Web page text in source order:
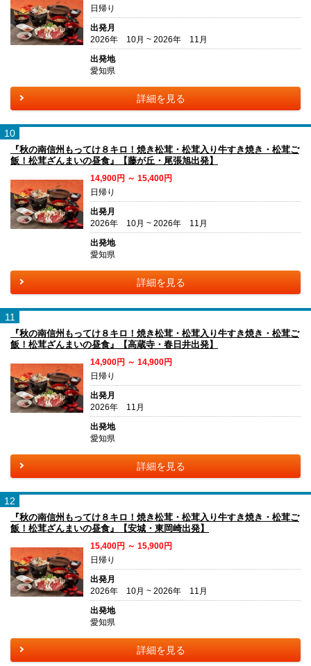
日帰り
出発月
2026年 10月 ~ 2026年 11月
出発地
愛知県
詳細を見る
10
『秋の南信州もってけ８キロ！焼き松茸・松茸入り牛すき焼き・松茸ご
飯！松茸ざんまいの昼食』【藤が丘・尾張旭出発】
14,900円 ～ 15,400円
日帰り
出発月
2026年 10月 ~ 2026年 11月
出発地
愛知県
詳細を見る
11
『秋の南信州もってけ８キロ！焼き松茸・松茸入り牛すき焼き・松茸ご
飯！松茸ざんまいの昼食』【高蔵寺・春日井出発】
14,900円 ～ 14,900円
日帰り
出発月
2026年 11月
出発地
愛知県
詳細を見る
12
『秋の南信州もってけ８キロ！焼き松茸・松茸入り牛すき焼き・松茸ご
飯！松茸ざんまいの昼食』【安城・東岡崎出発】
15,400円 ～ 15,900円
日帰り
出発月
2026年 10月 ~ 2026年 11月
出発地
愛知県
詳細を見る